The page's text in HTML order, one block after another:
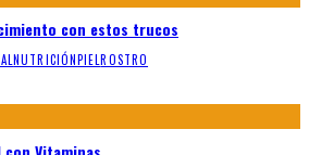
con estos trucos
NUTRICIÓNPIELROSTRO